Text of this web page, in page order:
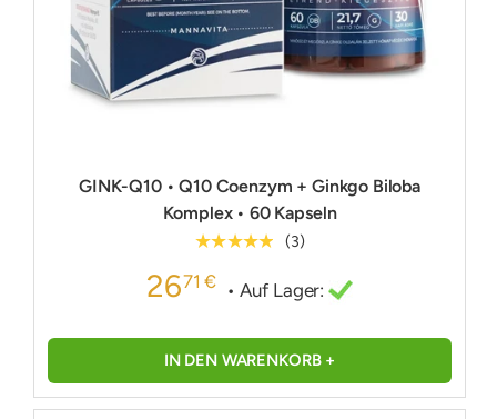
GINK-Q10 • Q10 Coenzym + Ginkgo Biloba
Komplex • 60 Kapseln
★★★★★ (3)
2671 € • Auf Lager:
IN DEN WARENKORB +